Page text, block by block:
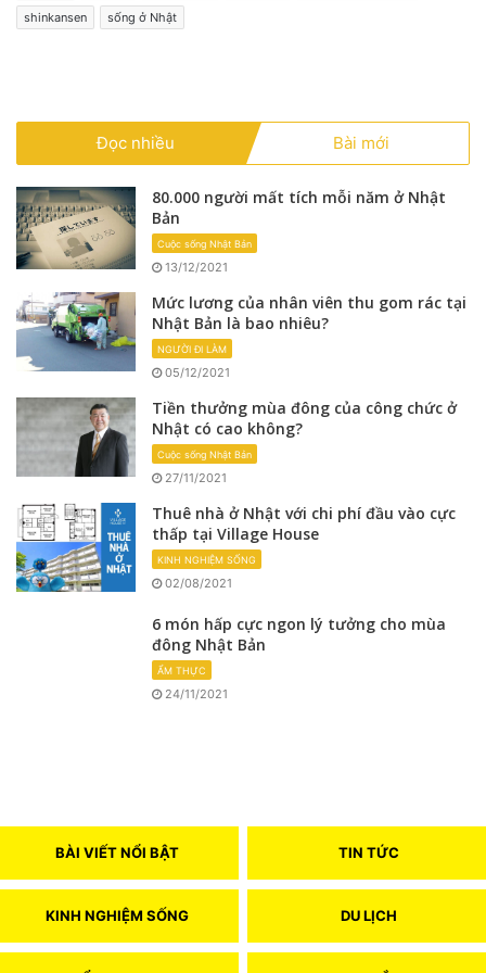
shinkansen
sống ở Nhật
Đọc nhiều Bài mới
80.000 người mất tích mỗi năm ở Nhật
Bản
Cuộc sống Nhật Bản
13/12/2021
Mức lương của nhân viên thu gom rác tại
Nhật Bản là bao nhiêu?
NGƯỜI ĐI LÀM
05/12/2021
Tiền thưởng mùa đông của công chức ở
Nhật có cao không?
Cuộc sống Nhật Bản
27/11/2021
Thuê nhà ở Nhật với chi phí đầu vào cực
thấp tại Village House
KINH NGHIỆM SỐNG
02/08/2021
6 món hấp cực ngon lý tưởng cho mùa
đông Nhật Bản
ẨM THỰC
24/11/2021
BÀI VIẾT NỔI BẬT TIN TỨC
KINH NGHIỆM SỐNG DU LỊCH